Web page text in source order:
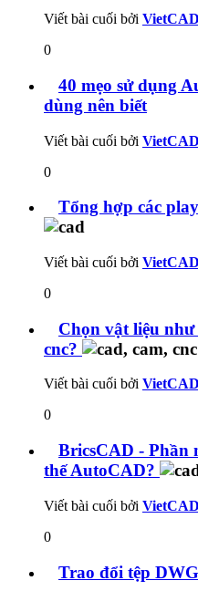
Viết bài cuối bởi
0
40 mẹo sử dụng
dùng nên biết
Viết bài cuối bởi
0
Tổng hợp các
Viết bài cuối bởi
0
Chọn vật liệu
cnc?
Viết bài cuối bởi
0
BricsCAD - Phần
thế AutoCAD?
Viết bài cuối bởi
0
Trao đổi tệp